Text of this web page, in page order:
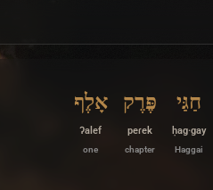
חַגַּי
ḥag·gay
Haggai
פֶּרֶק
peɾek
chapter
אָלֶף
ʔalef
one